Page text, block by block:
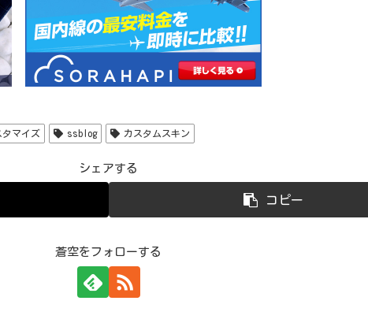
マイズ ssblog カスタムスキン
シェアする
コピー
蒼空をフォローする